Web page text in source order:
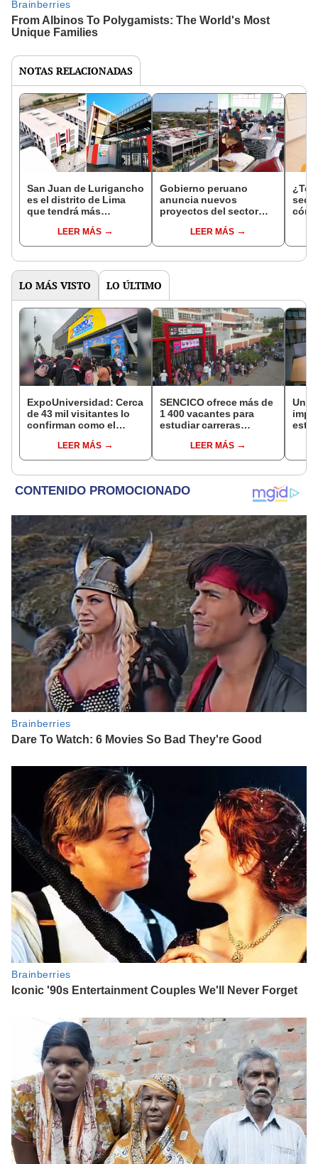
NOTAS RELACIONADAS
San Juan de Lurigancho
es el distrito de Lima
que tendrá más
Bicentenario: se
construirán 14 y se
millones
LEER MÁS
Gobierno peruano
anuncia nuevos
proyectos del sector
millones: ¿en qué
regiones estarán?
LEER MÁS
LO MÁS VISTO LO ÚLTIMO
ExpoUniversidad: Cerca
de 43 mil visitantes lo
confirman como el
orientación vocacional
LEER MÁS
SENCICO ofrece más de
1 400 vacantes para
estudiar carreras
construcción y
saneamiento a nivel
LEER MÁS